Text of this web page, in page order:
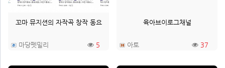
꼬마 뮤지션의 자작곡 창작 동요
마당펫밀리 5
육아브이로그채널
아토 37